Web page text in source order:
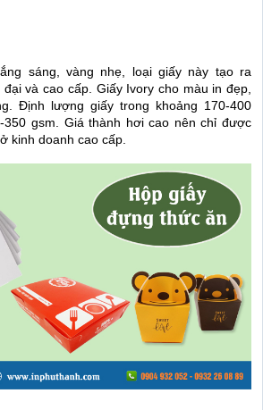
sáng, vàng nhẹ, loại giấy này tạo ra
và cao cấp. Giấy Ivory cho màu in đẹp,
Định lượng giấy trong khoảng 170-400
gsm. Giá thành hơi cao nên chỉ được
kinh doanh cao cấp.